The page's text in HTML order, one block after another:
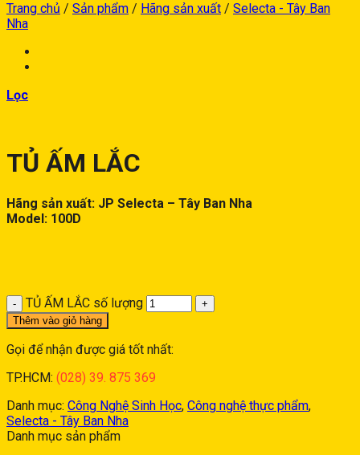
Trang chủ / Sản phẩm / Hãng sản xuất / Selecta - Tây Ban
Nha
Lọc
TỦ ẤM LẮC
Hãng sản xuất: JP Selecta – Tây Ban Nha
Model: 100D
TỦ ẤM LẮC số lượng
Thêm vào giỏ hàng
Gọi để nhận được giá tốt nhất:
TP.HCM: (028) 39. 875 369
Danh mục: Công Nghệ Sinh Học, Công nghệ thực phẩm,
Selecta - Tây Ban Nha
Danh mục sản phẩm